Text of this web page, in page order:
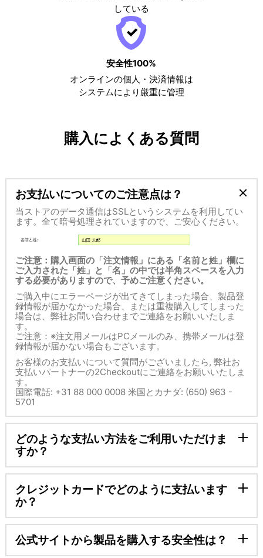
している
安全性100%
オンラインの個人・決済情報は
システムにより厳重に管理
購入によくある質問
お支払いについてのご注意点は？
当ストアのデータ通信はSSLというシステムを利用してい
ます。全て暗号処理されていますので、ご安心ください。
ご注意：購入画面の「注文情報」にある「名前と姓」欄に
ご入力された「姓」と「名」の中では半角スペースを入力
する必要がありますので、予めご注意ください。
ご購入中にエラーページが出てきてしまった場合、製品登
録情報が届かなかった場合、または重複購入してしまった
場合は、弊社お問い合わせまでご連絡をお願いいたしま
す。
ご注意：※注文用メールはPCメールのみ、携帯メールは登
録情報が届かない場合もございます。
お客様のお支払いについて質問がございましたら, 弊社お
支払いパートナーの2Checkoutにご連絡をお願いいたしま
す。
国際電話: +31 88 000 0008 米国とカナダ: (650) 963 -
5701
どのような支払い方法をご利用いただけま
すか？
クレジットカードでどのように支払います
か？
公式サイトから製品を購入する安全性は？